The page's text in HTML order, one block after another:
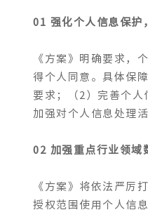
01 强化个人信息保护
《方案》明确要求，
得个人同意。具体保
要求；（2）完善个人
加强对个人信息处理
02 加强重点行业领域
《方案》将依法严厉
授权范围使用个人信